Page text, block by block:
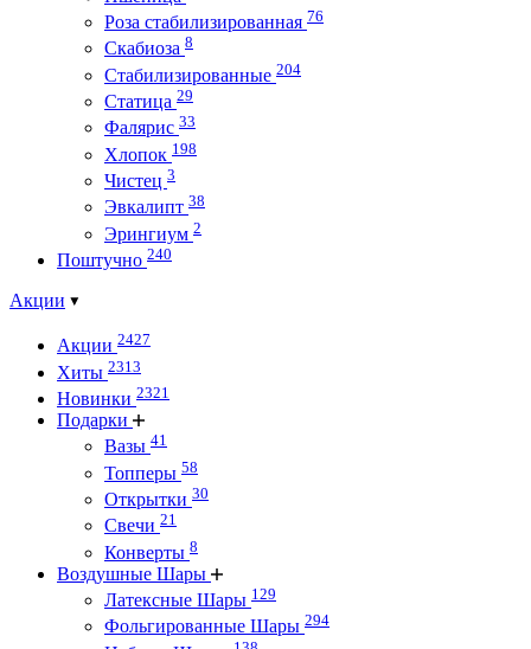
Роза стабилизированная 76
Скабиоза 8
Стабилизированные 204
Статица 29
Фалярис 33
Хлопок 198
Чистец 3
Эвкалипт 38
Эрингиум 2
Поштучно 240
Акции
Акции 2427
Хиты 2313
Новинки 2321
Подарки
Вазы 41
Топперы 58
Открытки 30
Свечи 21
Конверты 8
Воздушные Шары
Латексные Шары 129
Фольгированные Шары 294